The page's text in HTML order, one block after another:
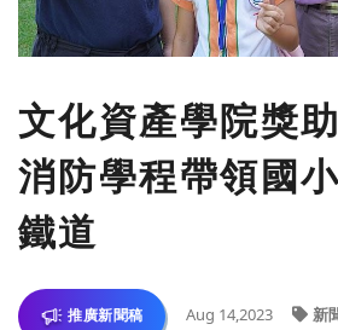
文化資產學院獎
消防學程帶領國
鐵道
推廣新聞稿 Aug 14,2023 新